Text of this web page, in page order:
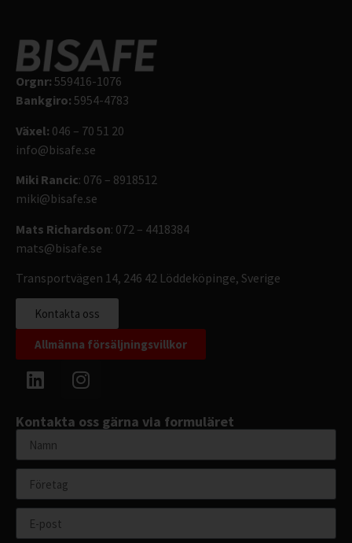
Orgnr: 559416-1076
Bankgiro: 5954-4783
Växel: 046 – 70 51 20
info@bisafe.se
Miki Rancic: 076 – 8918512
miki@bisafe.se
Mats Richardson: 072 – 4418384
mats@bisafe.se
Transportvägen 14, 246 42 Löddeköpinge, Sverige
Kontakta oss
Allmänna försäljningsvillkor
Kontakta oss gärna via formuläret